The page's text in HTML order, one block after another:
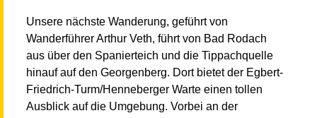
Unsere nächste Wanderung, geführt von
Wanderführer Arthur Veth, führt von Bad Rodach
aus über den Spanierteich und die Tippachquelle
hinauf auf den Georgenberg. Dort bietet der Egbert-
Friedrich-Turm/Henneberger Warte einen tollen
Ausblick auf die Umgebung. Vorbei an der